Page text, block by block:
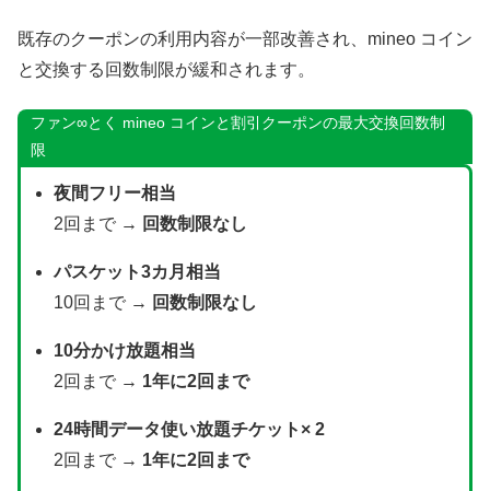
既存のクーポンの利用内容が一部改善され、mineo コイン
と交換する回数制限が緩和されます。
ファン∞とく mineo コインと割引クーポンの最大交換回数制
限
夜間フリー相当
2回まで → 回数制限なし
パスケット3カ月相当
10回まで → 回数制限なし
10分かけ放題相当
2回まで → 1年に2回まで
24時間データ使い放題チケット× 2
2回まで → 1年に2回まで